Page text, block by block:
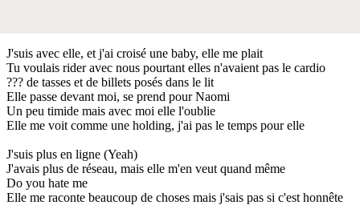
J'suis avec elle, et j'ai croisé une baby, elle me plait
Tu voulais rider avec nous pourtant elles n'avaient pas le cardio
??? de tasses et de billets posés dans le lit
Elle passe devant moi, se prend pour Naomi
Un peu timide mais avec moi elle l'oublie
Elle me voit comme une holding, j'ai pas le temps pour elle
J'suis plus en ligne (Yeah)
J'avais plus de réseau, mais elle m'en veut quand même
Do you hate me
Elle me raconte beaucoup de choses mais j'sais pas si c'est honnête